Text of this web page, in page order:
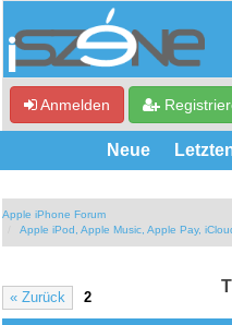
Anmelden
Neue
Apple iPhone Forum
Apple iPod, Apple Music, Apple Pay,
« Zurück 2